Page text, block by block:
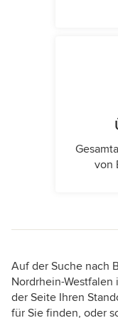
von
Auf der Suche nach
Nordrhein-Westfalen
der Seite Ihren
für Sie finden, oder